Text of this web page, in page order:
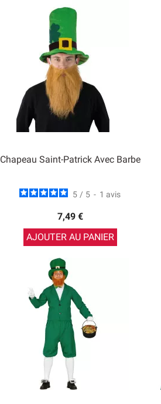
Chapeau Saint-Patrick Avec Barbe
5 / 5 - 1 avis
7,49 €
AJOUTER AU PANIER